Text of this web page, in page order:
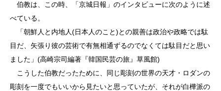
伯教は、この時、「京城日報」のインタビューに次のように述
べている。
「朝鮮人と内地人(日本人のこと)との親善は政治や政略では駄
目だ、矢張り彼の芸術で有無相通ずるのでなくては駄目だと思い
ました」(高崎宗司編著『韓国民芸の旅』草風館)
こうした伯教だったために、同じ彫刻の世界の天才・ロダンの
彫刻を一度でもいいから見たいと思っていたが、それが白樺派の